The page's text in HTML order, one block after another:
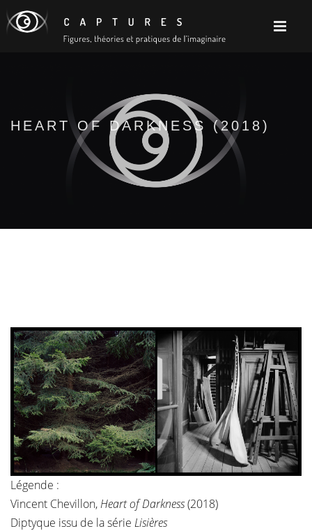
HEART OF DARKNESS (2018)
Légende :
Vincent Chevillon,Heart of Darkness(2018)
Diptyque issu de la série Lisières